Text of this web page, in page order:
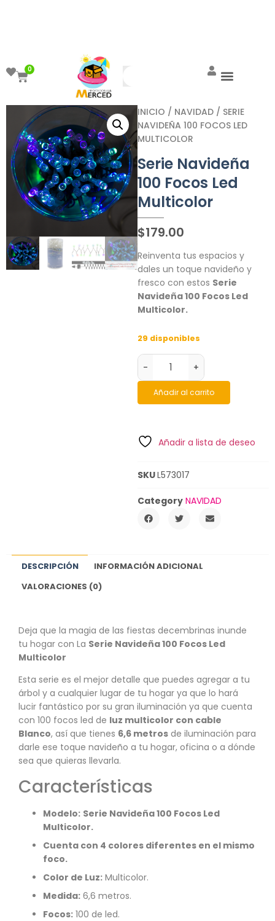
0
INICIO / NAVIDAD / SERIE
NAVIDEÑA 100 FOCOS LED
MULTICOLOR
Serie Navideña
100 Focos Led
Multicolor
$179.00
Reinventa tus espacios y
dales un toque navideño y
fresco con estos Serie
Navideña 100 Focos Led
Multicolor.
29 disponibles
- +
Añadir al carrito
Añadir a lista de deseo
SKUL573017
Category NAVIDAD
DESCRIPCIÓN
INFORMACIÓN ADICIONAL
VALORACIONES (0)
Deja que la magia de las fiestas decembrinas inunde
tu hogar con La Serie Navideña 100 Focos Led
Multicolor
Esta serie es el mejor detalle que puedes agregar a tu
árbol y a cualquier lugar de tu hogar ya que lo hará
lucir fantástico por su gran iluminación ya que cuenta
con 100 focos led de luz multicolor con cable
Blanco, así que tienes 6,6 metros de iluminación para
darle ese toque navideño a tu hogar, oficina o a dónde
sea que quieras llevarla.
Características
Modelo: Serie Navideña 100 Focos Led
Multicolor.
Cuenta con 4 colores diferentes en el mismo
foco.
Color de Luz: Multicolor.
Medida: 6,6 metros.
Focos: 100 de led.